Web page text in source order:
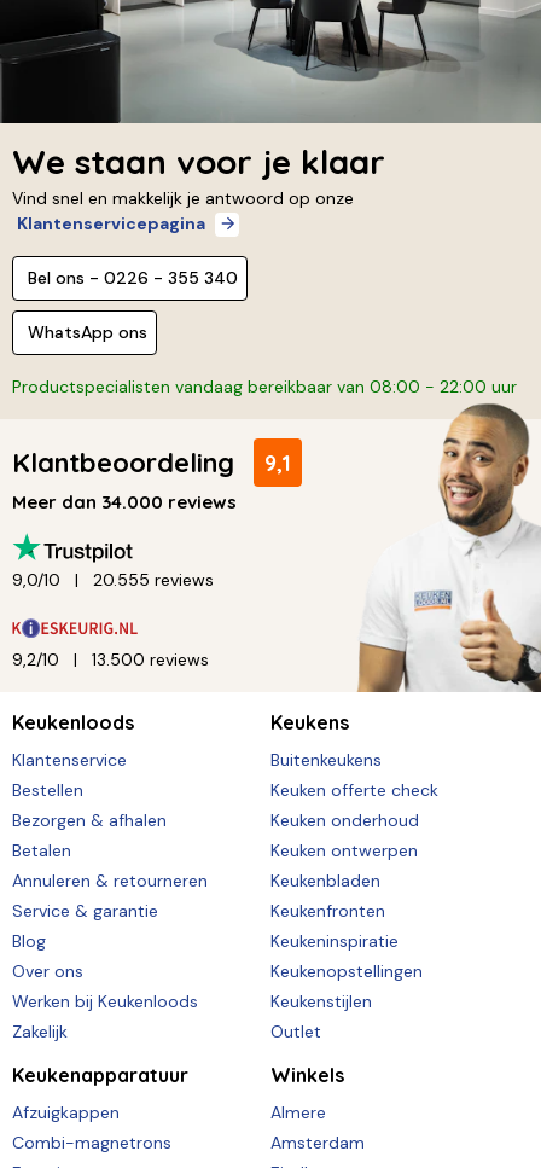
We staan voor je klaar
Vind snel en makkelijk je antwoord op onze
Klantenservicepagina
Bel ons - 0226 - 355 340
WhatsApp ons
Productspecialisten vandaag bereikbaar van 08:00 - 22:00 uur
Klantbeoordeling 9,1
Meer dan 34.000 reviews
9,0/10 20.555 reviews
9,2/10 13.500 reviews
Keukenloods
Klantenservice
Bestellen
Bezorgen & afhalen
Betalen
Annuleren & retourneren
Service & garantie
Blog
Over ons
Werken bij Keukenloods
Zakelijk
Keukens
Buitenkeukens
Keuken offerte check
Keuken onderhoud
Keuken ontwerpen
Keukenbladen
Keukenfronten
Keukeninspiratie
Keukenopstellingen
Keukenstijlen
Outlet
Keukenapparatuur
Afzuigkappen
Combi-magnetrons
Winkels
Almere
Amsterdam